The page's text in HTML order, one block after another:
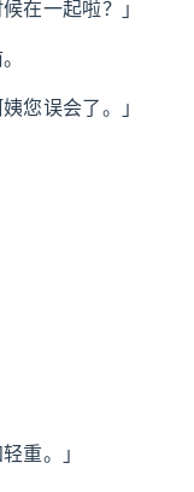
在一起啦？」
您误会了。」
重。」